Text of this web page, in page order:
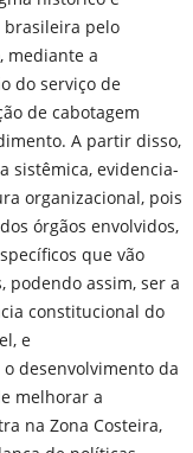
brasileira pelo
mediante a
do serviço de
de cabotagem
A partir disso,
sistêmica, evidencia-
organizacional, pois
órgãos envolvidos,
que vão
podendo assim, ser a
constitucional do
e
desenvolvimento da
melhorar a
na Zona Costeira,